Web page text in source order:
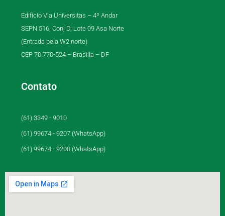
Edifício Via Universitas – 4º Andar
SEPN 516, Conj D, Lote 09 Asa Norte
(Entrada pela W2 norte)
CEP 70.770-524 – Brasília – DF
Contato
(61) 3349 - 9010
(61) 99674 - 9207 (WhatsApp)
(61) 99674 - 9208 (WhatsApp)